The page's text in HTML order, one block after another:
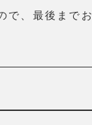
で、最後までお